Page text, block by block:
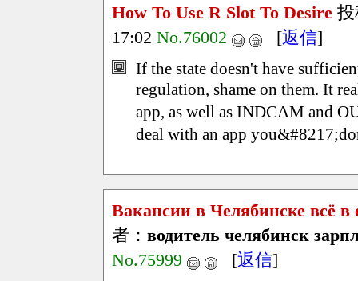
How To Use R Slot To Desire
17:02 No.76002 [返信]
If the state doesn't have
regulation, shame on them. It
app, as well as INDCAM and
deal with an app
Вакансии в Челябинске всё в
者： водитель челябинск
No.75999
[返信]